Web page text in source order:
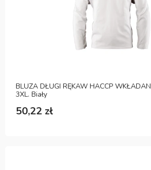
BLUZA DŁUGI RĘKAW HACCP
3XL. Biały
50,22 zł